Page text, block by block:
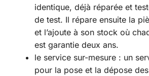
identique, déjà réparée et
de test. Il répare ensuite la
et l’ajoute à son stock où
est garantie deux ans.
le service sur-mesure : un
pour la pose et la dépose